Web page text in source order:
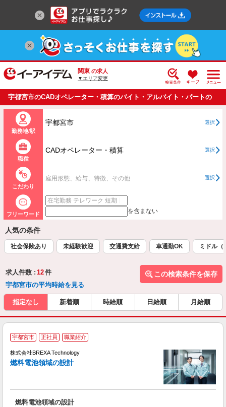
関東 の求人
▼エリア変更
宇都宮市のCADオペレーター・積算のバイト・アルバイト・パートの
求人情報一覧
勤務地/駅
宇都宮市 選択
職種
CADオペレーター・積算 選択
こだわり
雇用形態、給与、特徴、その他 選択
フリーワード を含まない
人気の条件
社会保険あり 未経験歓迎 交通費支給 車通勤OK ミドル
求人件数 : 12件
宇都宮市の平均時給を見る
この検索条件を保存
指定なし 新着順 時給順 日給順 月給順
宇都宮市 正社員 職業紹介
株式会社BREXA Technology
燃料電池領域の設計
燃料電池領域の設計